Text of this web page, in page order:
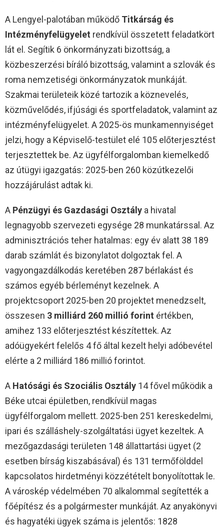
A Lengyel-palotában működő Titkárság és
Intézményfelügyelet rendkívül összetett feladatkört
lát el. Segítik 6 önkormányzati bizottság, a
közbeszerzési bíráló bizottság, valamint a szlovák és
roma nemzetiségi önkormányzatok munkáját.
Szakmai területeik közé tartozik a köznevelés,
közművelődés, ifjúsági és sportfeladatok, valamint az
intézményfelügyelet. A 2025-ös munkamennyiséget
jelzi, hogy a Képviselő-testület elé 105 előterjesztést
terjesztettek be. Az ügyfélforgalomban kiemelkedő
az útügyi igazgatás: 2025-ben 260 közútkezelői
hozzájárulást adtak ki.
A Pénzügyi és Gazdasági Osztály a hivatal
legnagyobb szervezeti egysége 28 munkatárssal. Az
adminisztrációs teher hatalmas: egy év alatt 38 189
darab számlát és bizonylatot dolgoztak fel. A
vagyongazdálkodás keretében 287 bérlakást és
számos egyéb bérleményt kezelnek. A
projektcsoport 2025-ben 20 projektet menedzselt,
összesen 3 milliárd 260 millió forint értékben,
amihez 133 előterjesztést készítettek. Az
adóügyekért felelős 4 fő által kezelt helyi adóbevétel
elérte a 2 milliárd 186 millió forintot.
A Hatósági és Szociális Osztály 14 fővel működik a
Béke utcai épületben, rendkívül magas
ügyfélforgalom mellett. 2025-ben 251 kereskedelmi,
ipari és szálláshely-szolgáltatási ügyet kezeltek. A
mezőgazdasági területen 148 állattartási ügyet (2
esetben bírság kiszabásával) és 131 termőfölddel
kapcsolatos hirdetményi közzétételt bonyolítottak le.
A városkép védelmében 70 alkalommal segítették a
főépítész és a polgármester munkáját. Az anyakönyvi
és hagyatéki ügyek száma is jelentős: 1828